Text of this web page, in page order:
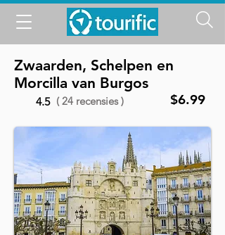
Zwaarden, Schelpen en
Morcilla van Burgos
4.5 ( 24 recensies ) $6.99